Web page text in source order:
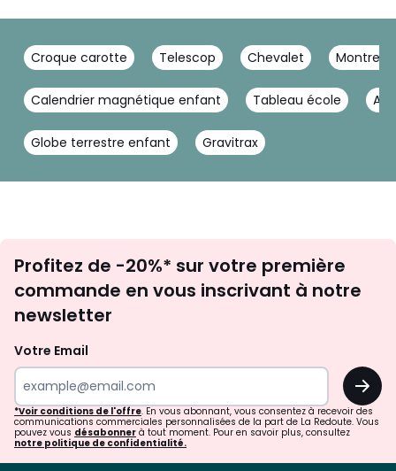
Croque carotte Telescop Chevalet Montre
Calendrier magnétique enfant Tableau école
Globe terrestre enfant Gravitrax
newsletter
Profitez de -20%* sur votre première
commande en vous inscrivant à notre
newsletter
Votre Email
OK
*Voir conditions de l'offre. En vous abonnant, vous consentez à recevoir des
communications commerciales personnalisées de la part de La Redoute. Vous
pouvez vous désabonner à tout moment. Pour en savoir plus, consultez
notre politique de confidentialité.